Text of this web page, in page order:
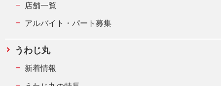
店舗一覧
アルバイト・パート募集
うわじ丸
新着情報